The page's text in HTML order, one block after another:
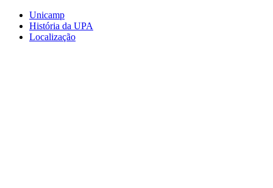
Conteúdo principal
Unicamp
História da UPA
Localização